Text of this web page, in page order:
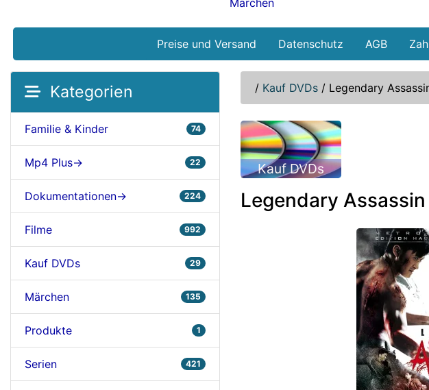
Märchen
Preise und Versand Datenschutz AGB
Kategorien
Familie & Kinder 74
Mp4 Plus-> 22
Dokumentationen-> 224
Filme 992
Kauf DVDs 29
Märchen 135
Produkte 1
Serien 421
/ Kauf DVDs / Legendary
Kauf DVDs
Legendary